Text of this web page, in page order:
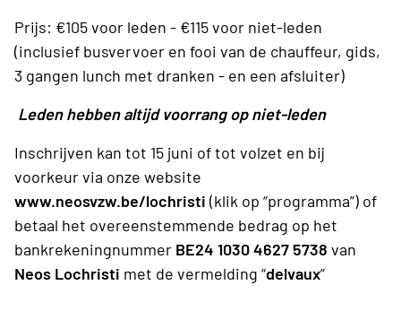
Prijs: €105 voor leden - €115 voor niet-leden
(inclusief busvervoer en fooi van de chauffeur, gids,
3 gangen lunch met dranken - en een afsluiter)
Leden hebben altijd voorrang op niet-leden
Inschrijven kan tot 15 juni of tot volzet en bij
voorkeur via onze website
www.neosvzw.be/lochristi (klik op “programma”) of
betaal het overeenstemmende bedrag op het
bankrekeningnummer BE24 1030 4627 5738 van
Neos Lochristi met de vermelding “delvaux”